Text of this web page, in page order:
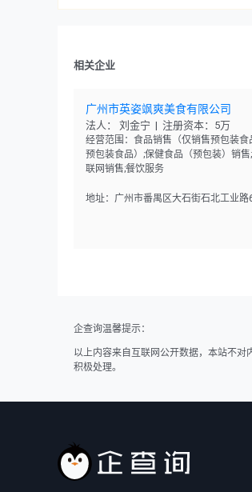
相关企业
广州市英姿飒爽美食有限公司
法人： 刘金宁 | 注册资本：5万
经营范围：食品销售（仅销售预包装
预包装食品）;保健食品（预包装）销
联网销售;餐饮服务
地址：广州市番禺区大石街石北工业
企查询温馨提示：
以上内容来自互联网公开数据，本站不
积极处理。